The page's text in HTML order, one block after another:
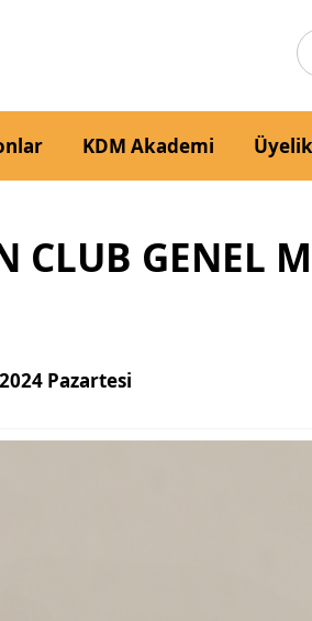
KDM Akademi Üyelik
CLUB GENEL
Pazartesi